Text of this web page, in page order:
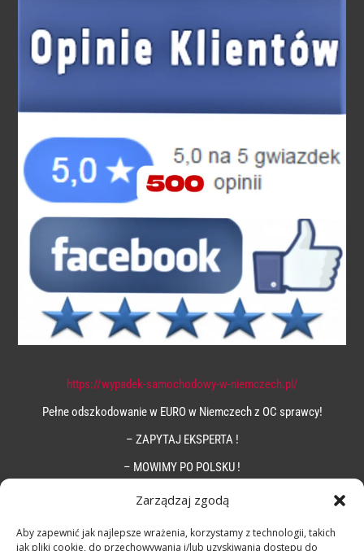
Zarządzaj zgodą
Aby zapewnić jak najlepsze wrażenia, korzystamy z technologii, takich
jak pliki cookie, do przechowywania i/lub uzyskiwania dostępu do
https://wypadek-samochodowy-w-niemczech.pl/
Pełne odszkodowanie w EURO w Niemczech z OC sprawcy!
– ZAPYTAJ EKSPERTA !
– MOWIMY PO POLSKU !